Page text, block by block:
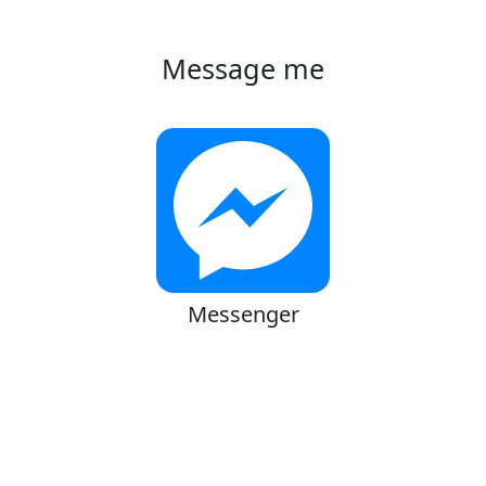
Message me
Messenger